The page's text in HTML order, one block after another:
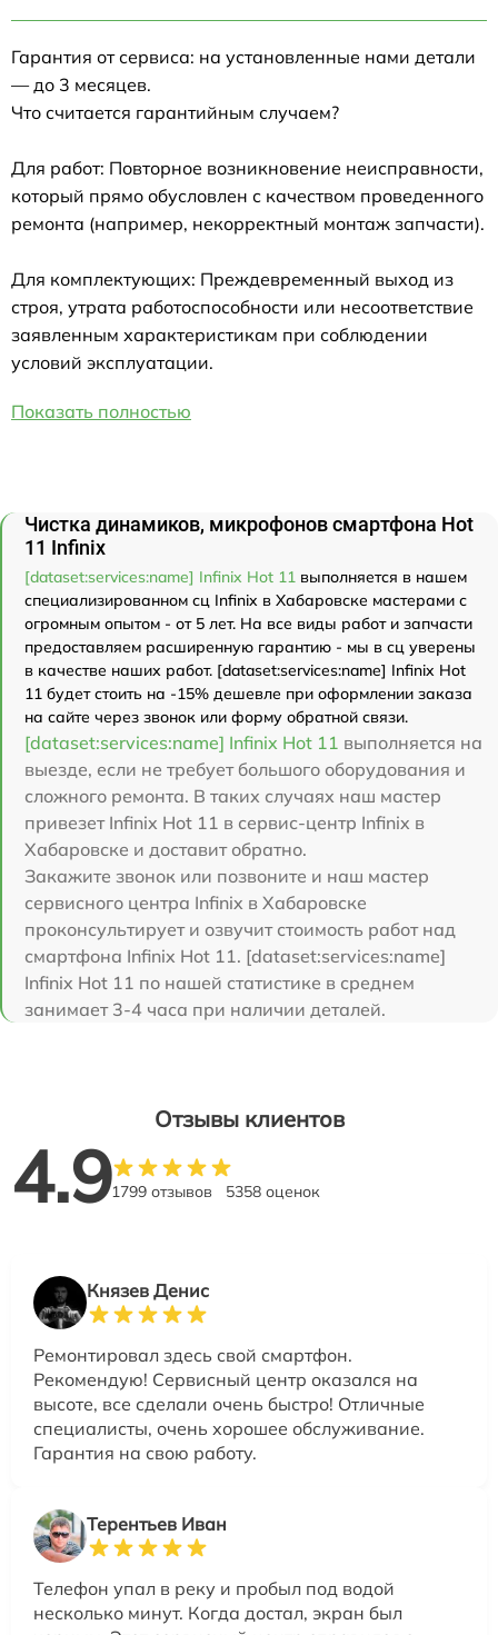
Гарантия от сервиса: на установленные нами детали
— до 3 месяцев.
Что считается гарантийным случаем?
Для работ: Повторное возникновение неисправности,
который прямо обусловлен с качеством проведенного
ремонта (например, некорректный монтаж запчасти).
Для комплектующих: Преждевременный выход из
строя, утрата работоспособности или несоответствие
заявленным характеристикам при соблюдении
условий эксплуатации.
Показать полностью
Чистка динамиков, микрофонов смартфона Hot
11 Infinix
[dataset:services:name] Infinix Hot 11 выполняется в нашем
специализированном сц Infinix в Хабаровске мастерами с
огромным опытом - от 5 лет. На все виды работ и запчасти
предоставляем расширенную гарантию - мы в сц уверены
в качестве наших работ. [dataset:services:name] Infinix Hot
11 будет стоить на -15% дешевле при оформлении заказа
на сайте через звонок или форму обратной связи.
[dataset:services:name] Infinix Hot 11 выполняется на
выезде, если не требует большого оборудования и
сложного ремонта. В таких случаях наш мастер
привезет Infinix Hot 11 в сервис-центр Infinix в
Хабаровске и доставит обратно.
Закажите звонок или позвоните и наш мастер
сервисного центра Infinix в Хабаровске
проконсультирует и озвучит стоимость работ над
смартфона Infinix Hot 11. [dataset:services:name]
Infinix Hot 11 по нашей статистике в среднем
занимает 3-4 часа при наличии деталей.
Отзывы клиентов
4.91799 отзывов 5358 оценок
Князев Денис
Ремонтировал здесь свой смартфон.
Рекомендую! Сервисный центр оказался на
высоте, все сделали очень быстро! Отличные
специалисты, очень хорошее обслуживание.
Гарантия на свою работу.
Терентьев Иван
Телефон упал в реку и пробыл под водой
несколько минут. Когда достал, экран был